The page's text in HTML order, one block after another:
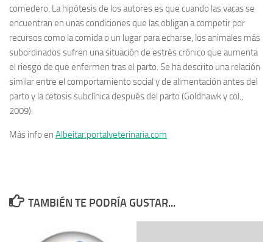
comedero. La hipótesis de los autores es que cuando las vacas se
encuentran en unas condiciones que las obligan a competir por
recursos como la comida o un lugar para echarse, los animales más
subordinados sufren una situación de estrés crónico que aumenta
el riesgo de que enfermen tras el parto. Se ha descrito una relación
similar entre el comportamiento social y de alimentación antes del
parto y la cetosis subclínica después del parto (Goldhawk y col.,
2009).
Más info en Albeitar.portalveterinaria.com
TAMBIÉN TE PODRÍA GUSTAR...